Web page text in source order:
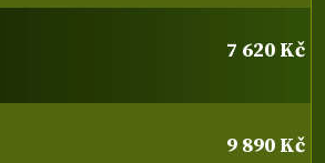
7 620 Kč
9 890 Kč